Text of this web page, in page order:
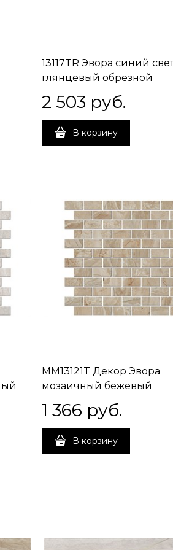
13117TR Эвора синий
глянцевый обрезной
2 503 руб.
В корзину
MM13121T Декор Эвора
мозаичный бежевый
глянцевый 32x30x0,9
1 366 руб.
В корзину